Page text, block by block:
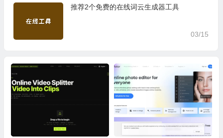
推荐2个免费的在线词云生成器工具
03/15